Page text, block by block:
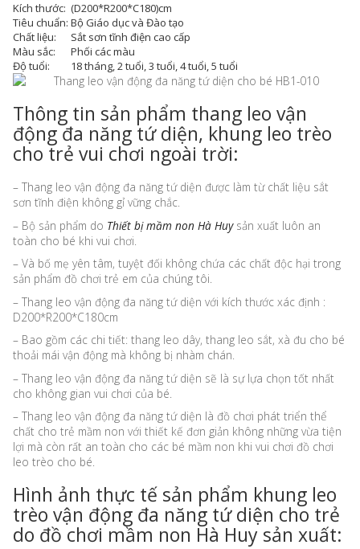
Kích thước: (D200*R200*C180)cm
Tiêu chuẩn: Bộ Giáo dục và Đào tạo
Chất liệu:
Sắt sơn tĩnh điện cao cấp
Màu sắc:
Phối các màu
Độ tuổi:
18 tháng, 2 tuổi, 3 tuổi, 4 tuổi, 5 tuổi
Thông tin sản phẩm thang leo vận
động đa năng tứ diện, khung leo trèo
cho trẻ vui chơi ngoài trời:
– Thang leo vận động đa năng tứ diện được làm từ chất liệu sắt
sơn tĩnh điện không gỉ vững chắc.
– Bộ sản phẩm do Thiết bị mầm non Hà Huysản xuất luôn an
toàn cho bé khi vui chơi.
– Và bố mẹ yên tâm, tuyệt đối không chứa các chất độc hại trong
sản phẩm đồ chơi trẻ em của chúng tôi.
– Thang leo vận động đa năng tứ diện với kích thước xác định :
D200*R200*C180cm
– Bao gồm các chi tiết: thang leo dây, thang leo sắt, xà đu cho bé
thoải mái vận động mà không bị nhàm chán.
– Thang leo vận động đa năng tứ diện sẽ là sự lựa chọn tốt nhất
cho không gian vui chơi của bé.
– Thang leo vận động đa năng tứ diện là đồ chơi phát triển thể
chất cho trẻ mầm non với thiết kế đơn giản không những vừa tiện
lợi mà còn rất an toàn cho các bé mầm non khi vui chơi đồ chơi
leo trèo cho bé.
Hình ảnh thực tế sản phẩm khung leo
trèo vận động đa năng tứ diện cho trẻ
do đồ chơi mầm non Hà Huy sản xuất: